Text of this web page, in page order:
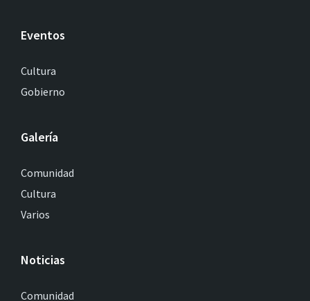
Eventos
Cultura
Gobierno
Galería
Comunidad
Cultura
Varios
Noticias
Comunidad